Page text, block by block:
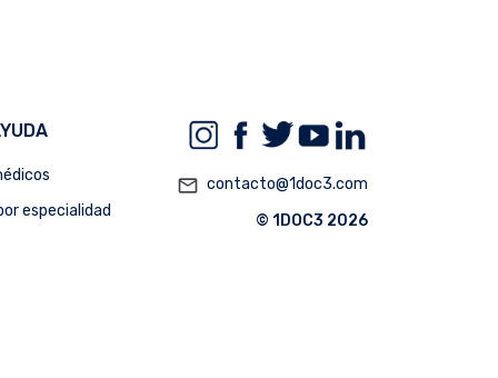
especialidad
mail_outline contacto@1doc3.com
© 1DOC3 2026